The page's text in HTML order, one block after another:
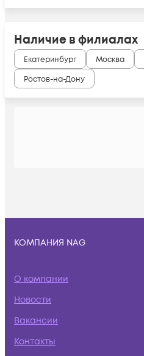
Наличие в филиалах
Екатеринбург Москва
Ростов-на-Дону
КОМПАНИЯ NAG
О компании
Новости
Вакансии
Контакты